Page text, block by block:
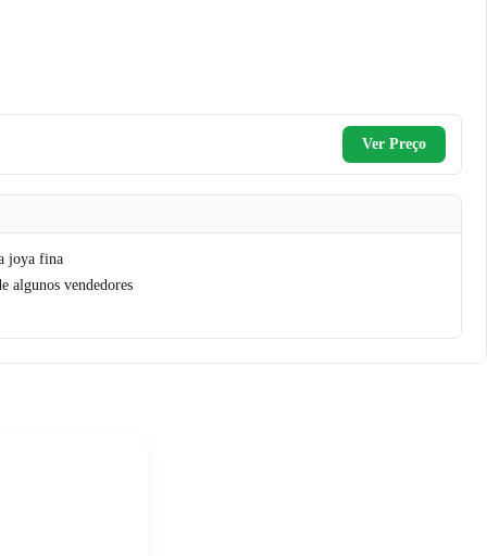
Ver Preço
joya fina
algunos vendedores